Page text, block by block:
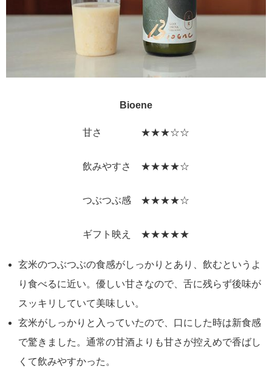
Bioene
甘さ ★★★☆☆
飲みやすさ ★★★★☆
つぶつぶ感 ★★★★☆
ギフト映え ★★★★★
玄米のつぶつぶの食感がしっかりとあり、飲むというよ
り食べるに近い。優しい甘さなので、舌に残らず後味が
スッキリしていて美味しい。
玄米がしっかりと入っていたので、口にした時は新食感
で驚きました。通常の甘酒よりも甘さが控えめで香ばし
くて飲みやすかった。